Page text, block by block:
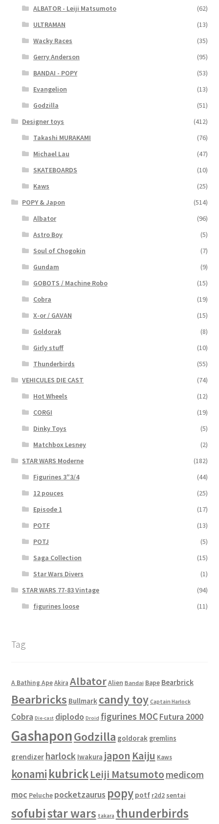
ALBATOR - Leiji Matsumoto
(62)
ULTRAMAN
(13)
Wacky Races
(35)
Gerry Anderson
(95)
BANDAI - POPY
(53)
Evangelion
(13)
Godzilla
(51)
Designer toys
(412)
Takashi MURAKAMI
(76)
Michael Lau
(47)
SKATEBOARDS
(10)
Kaws
(25)
POPY & Japon
(514)
Albator
(96)
Astro Boy
(5)
Soul of Chogokin
(7)
Gundam
(9)
GOBOTS / Machine Robo
(15)
Cobra
(19)
X-or / GAVAN
(15)
Goldorak
(8)
Girly stuff
(10)
Thunderbirds
(55)
VEHICULES DIE CAST
(74)
Hot Wheels
(12)
CORGI
(19)
Dinky Toys
(5)
Matchbox Lesney
(2)
STAR WARS Moderne
(182)
Figurines 3″3/4
(44)
12 pouces
(25)
Episode 1
(17)
POTF
(13)
POTJ
(5)
Saga Collection
(15)
Star Wars Divers
(1)
STAR WARS 77-83 Vintage
(94)
figurines loose
(11)
Tag
A Bathing Ape Akira AlbatorAlien Bandai Bape Bearbrick
Bearbricks Bullmark candy toy Captain Harlock
Cobra Die-cast diplodo Droid figurines MOCFutura 2000
GashaponGodzilla goldorak gremlins
grendizer harlock Iwakura japon Kaiju Kaws
konami kubrickLeiji Matsumoto medicom
moc Peluche pocketzaurus popy potf r2d2 sentai
sofubistar wars takara thunderbirds